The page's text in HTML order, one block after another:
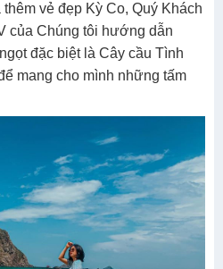
vẻ đẹp Kỳ Co, Quý Khách
của Chúng tôi hướng dẫn
đặc biệt là Cây cầu Tình
mang cho mình những tấm